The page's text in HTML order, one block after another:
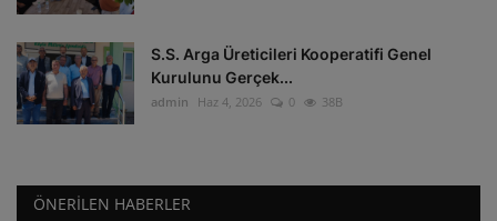
S.S. Arga Üreticileri Kooperatifi Genel
Kurulunu Gerçek...
admin Haz 4, 2026 0 38B
ÖNERILEN HABERLER